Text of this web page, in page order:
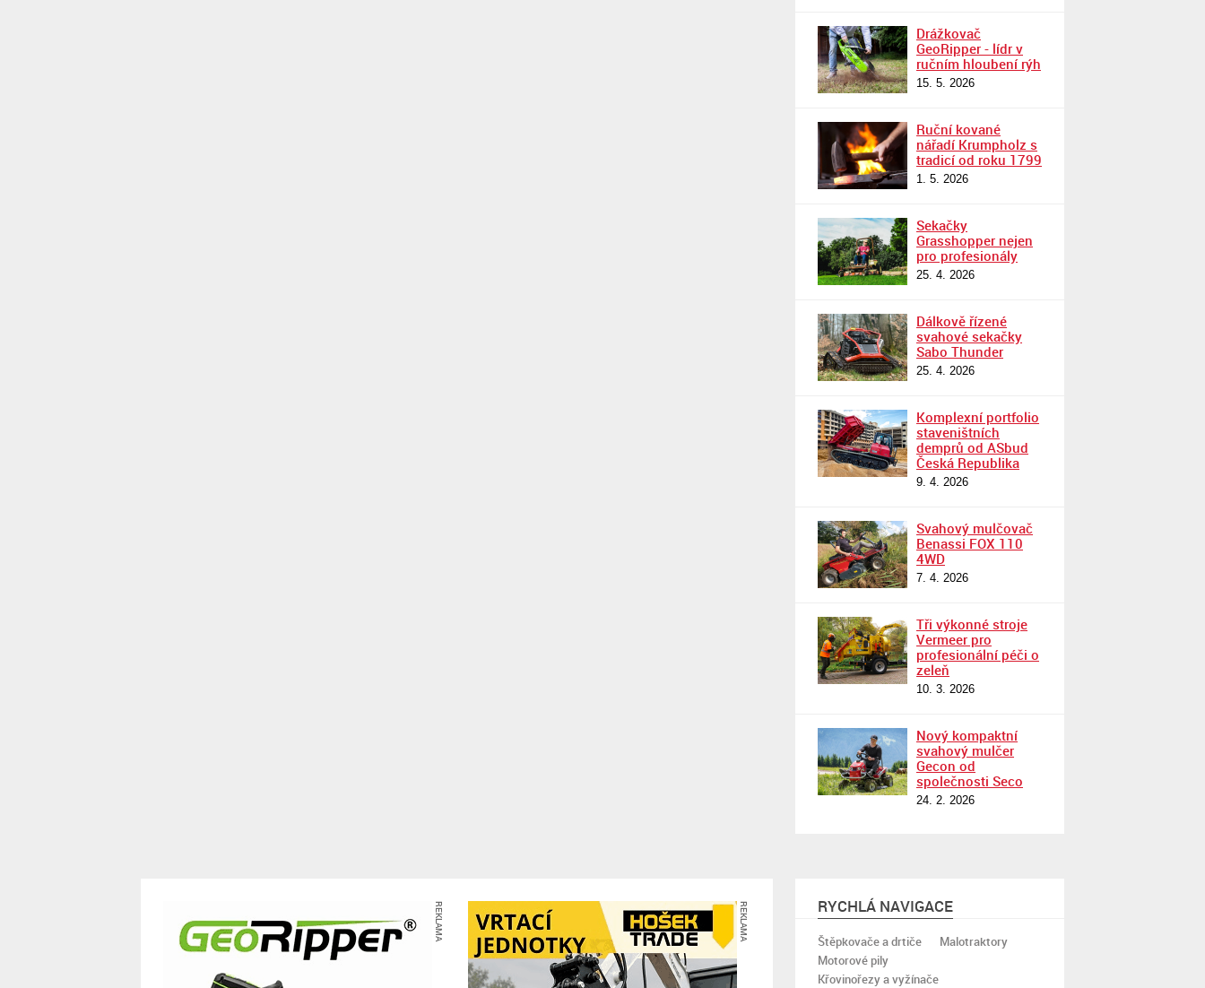
Drážkovač
GeoRipper - lídr v
ručním hloubení rýh
15. 5. 2026
Ruční kované
nářadí Krumpholz s
tradicí od roku 1799
1. 5. 2026
Sekačky
Grasshopper nejen
pro profesionály
25. 4. 2026
Dálkově řízené
svahové sekačky
Sabo Thunder
25. 4. 2026
Komplexní portfolio
staveništních
demprů od ASbud
Česká Republika
9. 4. 2026
Svahový mulčovač
Benassi FOX 110
4WD
7. 4. 2026
Tři výkonné stroje
Vermeer pro
profesionální péči o
zeleň
10. 3. 2026
Nový kompaktní
svahový mulčer
Gecon od
společnosti Seco
24. 2. 2026
REKLAMA REKLAMA RYCHLÁ NAVIGACE
Štěpkovače a drtiče
Malotraktory
Motorové pily
Křovinořezy a vyžínače